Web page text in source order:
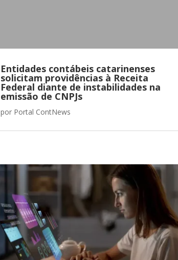
Entidades contábeis catarinenses
solicitam providências à Receita
Federal diante de instabilidades na
emissão de CNPJs
por Portal ContNews